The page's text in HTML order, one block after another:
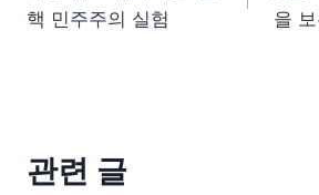
핵 민주주의 실험
을
관련 글